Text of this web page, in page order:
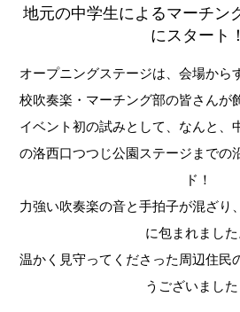
地元の中学生によるマーチン
にスタート！
オープニングステージは、会場から
校吹奏楽・マーチング部の皆さんが
イベント初の試みとして、なんと、
の洛西口つつじ公園ステージまでの
ド！
力強い吹奏楽の音と手拍子が混ざり
に包まれました
温かく見守ってくださった周辺住民
うございました